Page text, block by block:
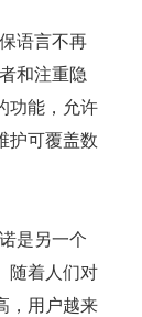
语言不再
和注重隐
功能，允许
护可覆盖数
是另一个
随着人们对
，用户越来